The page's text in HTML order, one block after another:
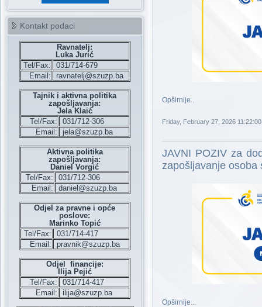
Kontakt podaci
Ravnatelj:
Luka Jurić
Tel/Fax:
031/714-679
Email:
ravnatelj@szuzp.ba
Tajnik i aktivna politika
zapošljavanja:
Jela Klaić
Tel/Fax:
031/712-306
Email:
jela@szuzp.ba
Aktivna politika
zapošljavanja:
Daniel Vorgić
Tel/Fax:
031/712-306
Email:
daniel@szuzp.ba
Odjel za pravne i opće
poslove:
Marinko Topić
Tel/Fax:
031/714-417
Email:
pravnik@szuzp.ba
Odjel financije:
Ilija Pejić
Tel/Fax:
031/714-417
Email:
ilija@szuzp.ba
Opširnije...
Friday, February 27, 2026 11:22:00
JAVNI POZIV za
zapošljavanje osoba
Opširnije...